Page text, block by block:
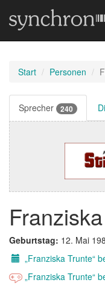
Start Personen
Sprecher 240
Geburtstag: 12. Mai
„Franziska Trunte“
„Franziska Trunte“